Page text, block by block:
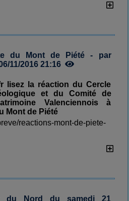
du Mont de Piété - par
11/2016 21:16
lisez la réaction du Cercle
et du Comité de
Valenciennois à
Mont de Piété
reactions-mont-de-piete-
du Nord du samedi 21